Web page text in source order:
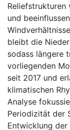
Reliefstrukturen
und
bleibt die
sodass längere
vorliegenden
seit 2017 und
klimatischen
Analyse
Periodizität der
Entwicklung